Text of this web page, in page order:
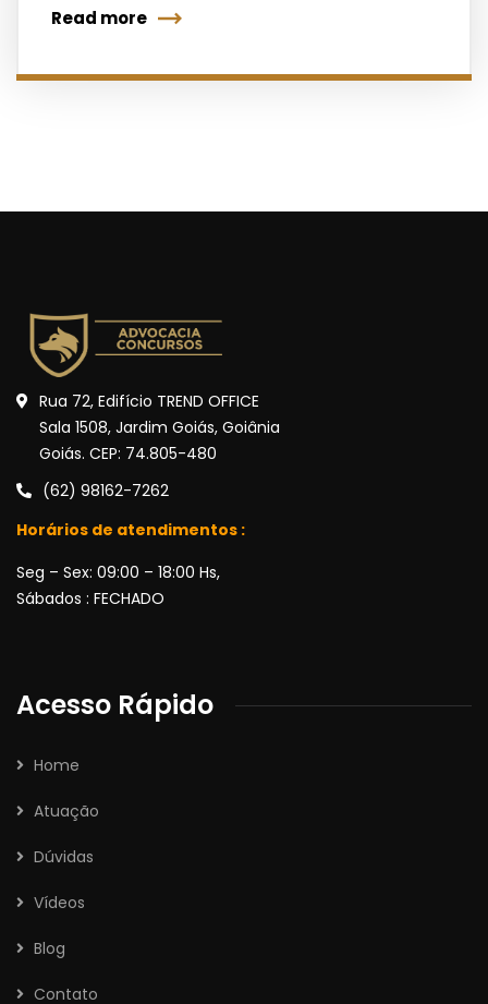
Read more
Rua 72, Edifício TREND OFFICE
Sala 1508, Jardim Goiás, Goiânia
Goiás. CEP: 74.805-480
(62) 98162-7262
Horários de atendimentos :
Seg – Sex: 09:00 – 18:00 Hs,
Sábados : FECHADO
Acesso Rápido
Home
Atuação
Dúvidas
Vídeos
Blog
Contato